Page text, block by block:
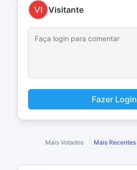
Visitante
Fazer Login
Mais Votados Mais Recentes